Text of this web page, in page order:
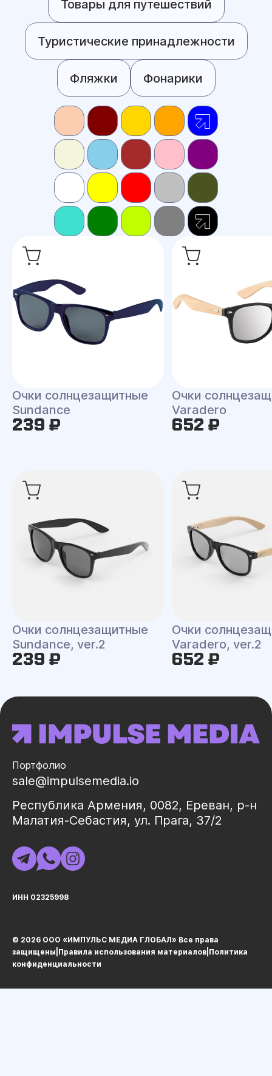
Товары для путешествий
Туристические принадлежности
Фляжки Фонарики
Очки солнцезащитные
Sundance
239 ₽
Очки
Varadero
652 ₽
Очки солнцезащитные
Sundance, ver.2
239 ₽
Очки
Varadero, ver.2
652 ₽
Портфолио
sale@impulsemedia.io
Республика Армения, 0082, Ереван, р-н
Малатия-Себастия, ул. Прага, 37/2
ИНН 02325998
© 2026 ООО «ИМПУЛЬС МЕДИА ГЛОБАЛ» Все права
защищеныㅤ|ㅤ Правила использования материалов Политика
конфиденциальности